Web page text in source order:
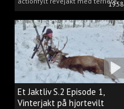
19:58
Et Jaktliv S.2 Episode 1,
Vinterjakt på hjortevilt